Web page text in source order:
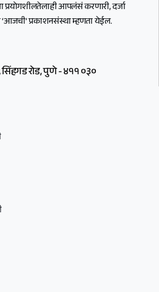
आपलंसं करणारी, दर्जा
प्रकाशनसंस्था म्हणता येईल.
सिंहगड रोड, पुणे - ४११ ०३०